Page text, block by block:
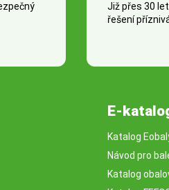
Již přes 30
řešení
E-
Katalog
Návod pro
Katalog